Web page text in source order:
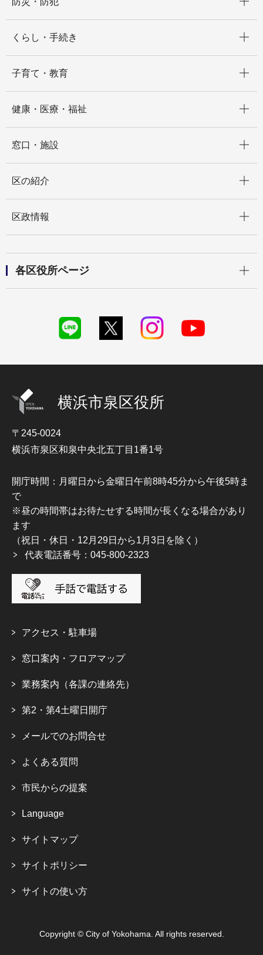
くらし・手続き
子育て・教育
健康・医療・福祉
窓口・施設
区の紹介
区政情報
各区役所ページ
横浜市泉区役所
〒245-0024
横浜市泉区和泉中央北五丁目1番1号
開庁時間：月曜日から金曜日午前8時45分から午後5時ま
で
※昼の時間帯はお待たせする時間が長くなる場合があり
ます
（祝日・休日・12月29日から1月3日を除く）
代表電話番号：045-800-2323
アクセス・駐車場
窓口案内・フロアマップ
業務案内（各課の連絡先）
第2・第4土曜日開庁
メールでのお問合せ
よくある質問
市民からの提案
Language
サイトマップ
サイトポリシー
サイトの使い方
Copyright © City of Yokohama. All rights reserved.